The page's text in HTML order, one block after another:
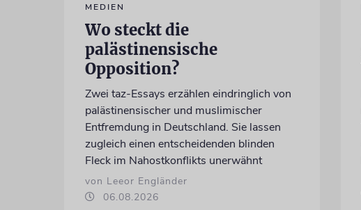
MEDIEN
Wo steckt die
palästinensische
Opposition?
Zwei taz-Essays erzählen eindringlich von
palästinensischer und muslimischer
Entfremdung in Deutschland. Sie lassen
zugleich einen entscheidenden blinden
Fleck im Nahostkonflikts unerwähnt
von Leeor Engländer
06.08.2026